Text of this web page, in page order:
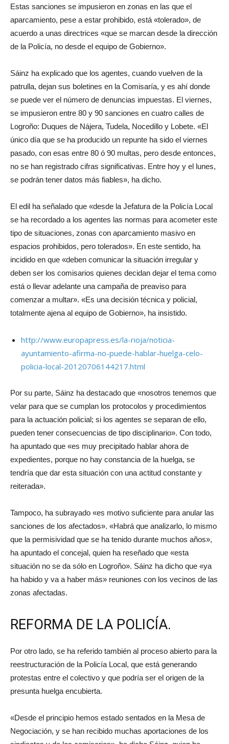
Estas sanciones se impusieron en zonas en las que el
aparcamiento, pese a estar prohibido, está «tolerado», de
acuerdo a unas directrices «que se marcan desde la dirección
de la Policía, no desde el equipo de Gobierno».
Sáinz ha explicado que los agentes, cuando vuelven de la
patrulla, dejan sus boletines en la Comisaría, y es ahí donde
se puede ver el número de denuncias impuestas. El viernes,
se impusieron entre 80 y 90 sanciones en cuatro calles de
Logroño: Duques de Nájera, Tudela, Nocedillo y Lobete. «El
único día que se ha producido un repunte ha sido el viernes
pasado, con esas entre 80 ó 90 multas, pero desde entonces,
no se han registrado cifras significativas. Entre hoy y el lunes,
se podrán tener datos más fiables», ha dicho.
El edil ha señalado que «desde la Jefatura de la Policía Local
se ha recordado a los agentes las normas para acometer este
tipo de situaciones, zonas con aparcamiento masivo en
espacios prohibidos, pero tolerados». En este sentido, ha
incidido en que «deben comunicar la situación irregular y
deben ser los comisarios quienes decidan dejar el tema como
está o llevar adelante una campaña de preaviso para
comenzar a multar». «Es una decisión técnica y policial,
totalmente ajena al equipo de Gobierno», ha insistido.
http://www.europapress.es/la-rioja/noticia-
ayuntamiento-afirma-no-puede-hablar-huelga-celo-
policia-local-20120706144217.html
Por su parte, Sáinz ha destacado que «nosotros tenemos que
velar para que se cumplan los protocolos y procedimientos
para la actuación policial; si los agentes se separan de ello,
pueden tener consecuencias de tipo disciplinario». Con todo,
ha apuntado que «es muy precipitado hablar ahora de
expedientes, porque no hay constancia de la huelga, se
tendría que dar esta situación con una actitud constante y
reiterada».
Tampoco, ha subrayado «es motivo suficiente para anular las
sanciones de los afectados». «Habrá que analizarlo, lo mismo
que la permisividad que se ha tenido durante muchos años»,
ha apuntado el concejal, quien ha reseñado que «esta
situación no se da sólo en Logroño». Sáinz ha dicho que «ya
ha habido y va a haber más» reuniones con los vecinos de las
zonas afectadas.
REFORMA DE LA POLICÍA.
Por otro lado, se ha referido también al proceso abierto para la
reestructuración de la Policía Local, que está generando
protestas entre el colectivo y que podría ser el origen de la
presunta huelga encubierta.
«Desde el principio hemos estado sentados en la Mesa de
Negociación, y se han recibido muchas aportaciones de los